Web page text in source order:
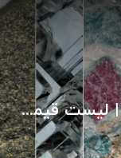
1️⃣ قیمت سنگ کانتر آشپزخانه | لیست قیمت انواع سنگ کابینت + راهنمای خرید 2026